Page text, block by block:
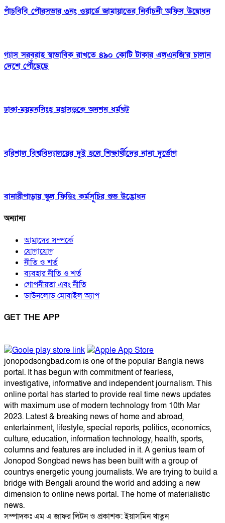
পাঁচবিবি পৌরসভার ৩নং ওয়ার্ডে জামায়াতের নির্বাচনী অফিস উদ্বোধন
গ্যাস সরবরাহ স্বাভাবিক রাখতে ৪৯০ কোটি টাকার এলএনজি’র চালান
দেশে পৌঁছেছে
ঢাকা-ময়মনসিংহ মহাসড়কে অনশন ধর্মঘট
বরিশাল বিশ্ববিদ্যালয়ের দুই হলে শিক্ষার্থীদের নানা দুর্ভোগ
বানারীপাড়ায় স্কুল ফিডিং কর্মসূচির শুভ উদ্ভোধন
অন্যান্য
আমাদের সম্পর্কে
যোগাযোগ
নীতি ও শর্ত
ব্যবহার নীতি ও শর্ত
গোপনীয়তা এবং নীতি
ডাউনলোড মোবাইল অ্যাপ
GET THE APP
jonopodsongbad.com is one of the popular Bangla news
portal. It has begun with commitment of fearless,
investigative, informative and independent journalism. This
online portal has started to provide real time news updates
with maximum use of modern technology from 10th Mar
2023. Latest & breaking news of home and abroad,
entertainment, lifestyle, special reports, politics, economics,
culture, education, information technology, health, sports,
columns and features are included in it. A genius team of
Jonopod Songbad news has been built with a group of
countrys energetic young journalists. We are trying to build a
bridge with Bengali around the world and adding a new
dimension to online news portal. The home of materialistic
news.
সম্পাদকঃ এম এ জাফর লিটন ও প্রকাশক: ইয়াসমিন খাতুন